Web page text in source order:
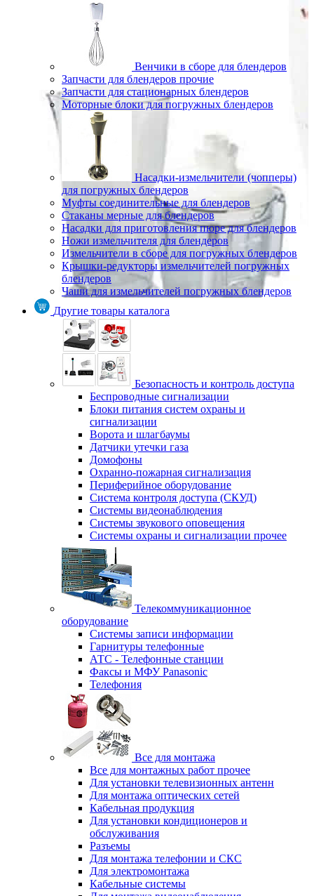
Венчики в сборе для блендеров
Запчасти для блендеров прочие
Запчасти для стационарных блендеров
Моторные блоки для погружных блендеров
Насадки-измельчители (чопперы)
для погружных блендеров
Муфты соединительные для блендеров
Стаканы мерные для блендеров
Насадки для приготовления пюре для блендеров
Ножи измельчителя для блендеров
Измельчители в сборе для погружных блендеров
Крышки-редукторы измельчителей погружных
блендеров
Чаши для измельчителей погружных блендеров
Другие товары каталога
Безопасность и контроль доступа
Беспроводные сигнализации
Блоки питания систем охраны и
сигнализации
Ворота и шлагбаумы
Датчики утечки газа
Домофоны
Охранно-пожарная сигнализация
Периферийное оборудование
Система контроля доступа (СКУД)
Системы видеонаблюдения
Системы звукового оповещения
Системы охраны и сигнализации прочее
Телекоммуникационное
оборудование
Системы записи информации
Гарнитуры телефонные
АТС - Телефонные станции
Факсы и МФУ Panasonic
Телефония
Все для монтажа
Все для монтажных работ прочее
Для установки телевизионных антенн
Для монтажа оптических сетей
Кабельная продукция
Для установки кондиционеров и
обслуживания
Разъемы
Для монтажа телефонии и СКС
Для электромонтажа
Кабельные системы